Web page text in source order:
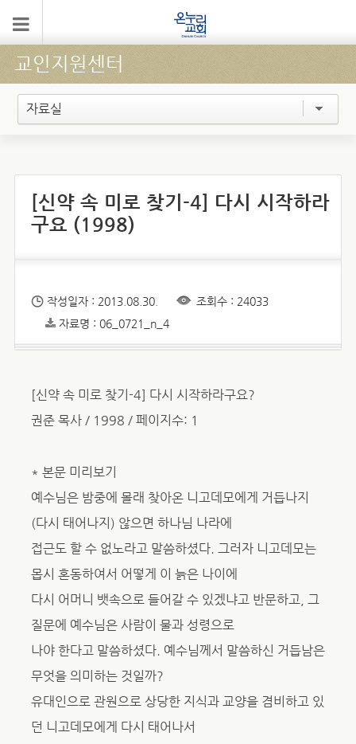
교인지원센터
자료실
[신약 속 미로 찾기-4] 다시 시작하라
구요 (1998)
작성일자 : 2013.08.30.
조회수 : 24033
자료명 : 06_0721_n_4
[신약 속 미로 찾기-4] 다시 시작하라구요?
권준 목사 / 1998 / 페이지수: 1
* 본문 미리보기
예수님은 밤중에 몰래 찾아온 니고데모에게 거듭나지
(다시 태어나지) 않으면 하나님 나라에
접근도 할 수 없노라고 말씀하셨다. 그러자 니고데모는
몹시 혼동하여서 어떻게 이 늙은 나이에
다시 어머니 뱃속으로 들어갈 수 있겠냐고 반문하고, 그
질문에 예수님은 사람이 물과 성령으로
나야 한다고 말씀하셨다. 예수님께서 말씀하신 거듭남은
무엇을 의미하는 것일까?
유대인으로 관원으로 상당한 지식과 교양을 겸비하고 있
던 니고데모에게 다시 태어나서